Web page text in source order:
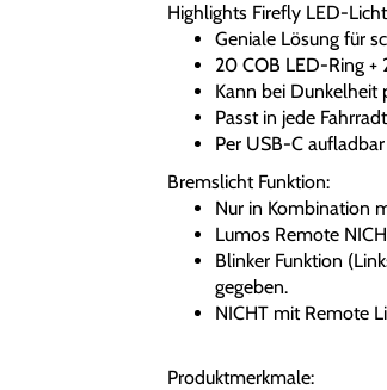
Highlights Firefly LED-
Geniale Lösung für
20 COB LED-Ring +
Kann bei Dunkelheit
Passt in jede
Per USB-C aufladbar
Bremslicht Funktion:
Nur in Kombination
Lumos Remote
Blinker Funktion
gegeben.
NICHT mit Remote
Produktmerkmale: